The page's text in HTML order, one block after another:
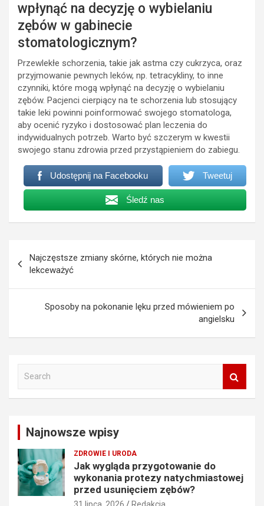
wpłynąć na decyzję o wybielaniu
zębów w gabinecie
stomatologicznym?
Przewlekłe schorzenia, takie jak astma czy cukrzyca, oraz
przyjmowanie pewnych leków, np. tetracykliny, to inne
czynniki, które mogą wpłynąć na decyzję o wybielaniu
zębów. Pacjenci cierpiący na te schorzenia lub stosujący
takie leki powinni poinformować swojego stomatologa,
aby ocenić ryzyko i dostosować plan leczenia do
indywidualnych potrzeb. Warto być szczerym w kwestii
swojego stanu zdrowia przed przystąpieniem do zabiegu.
Udostępnij na Facebooku Tweetuj
Śledź nas
wpisu
Najczęstsze zmiany skórne, których nie można
lekceważyć
Sposoby na pokonanie lęku przed mówieniem po
angielsku
Najnowsze wpisy
ZDROWIE I URODA
Jak wygląda przygotowanie do
wykonania protezy natychmiastowej
przed usunięciem zębów?